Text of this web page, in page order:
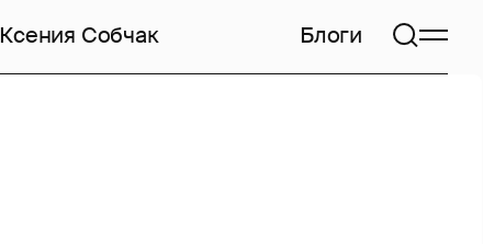
Ксения Собчак Блоги